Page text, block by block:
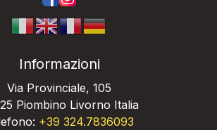
Informazioni
Via Provinciale, 105
Piombino Livorno Italia
+39 324.7836093